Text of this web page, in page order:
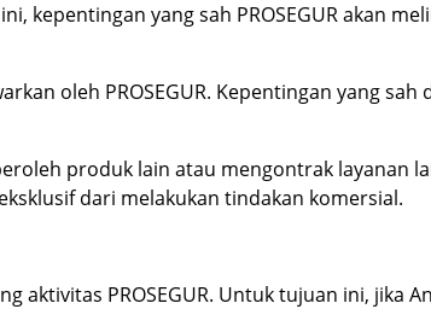
kepentingan yang sah PROSEGUR akan
oleh PROSEGUR. Kepentingan yang sah
produk lain atau mengontrak layanan
dari melakukan tindakan komersial.
PROSEGUR. Untuk tujuan ini, jika